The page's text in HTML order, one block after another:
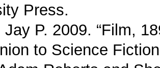
Press.
Jay P. 2009. “Film,
to Science